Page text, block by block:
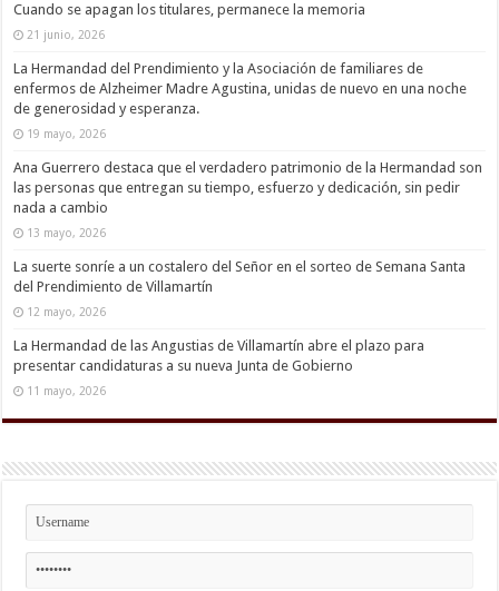
Cuando se apagan los titulares, permanece la memoria
21 junio, 2026
La Hermandad del Prendimiento y la Asociación de familiares de
enfermos de Alzheimer Madre Agustina, unidas de nuevo en una noche
de generosidad y esperanza.
19 mayo, 2026
Ana Guerrero destaca que el verdadero patrimonio de la Hermandad son
las personas que entregan su tiempo, esfuerzo y dedicación, sin pedir
nada a cambio
13 mayo, 2026
La suerte sonríe a un costalero del Señor en el sorteo de Semana Santa
del Prendimiento de Villamartín
12 mayo, 2026
La Hermandad de las Angustias de Villamartín abre el plazo para
presentar candidaturas a su nueva Junta de Gobierno
11 mayo, 2026